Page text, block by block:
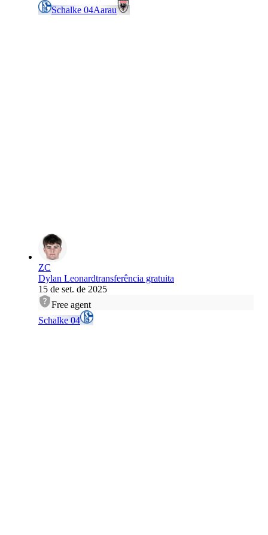
Schalke 04Aarau
ZC
Dylan Leonardtransferência gratuita
15 de set. de 2025
Free agent
Schalke 04